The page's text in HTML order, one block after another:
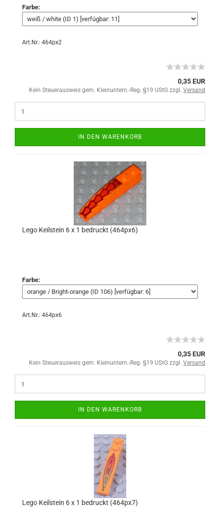
Farbe:
Art.Nr.: 464px2
0,35 EUR
Kein Steuerausweis gem. Kleinuntern.-Reg. §19 UStG zzgl. Versand
IN DEN WARENKORB
Lego Keilstein 6 x 1 bedruckt (464px6)
Farbe:
Art.Nr.: 464px6
0,35 EUR
Kein Steuerausweis gem. Kleinuntern.-Reg. §19 UStG zzgl. Versand
IN DEN WARENKORB
Lego Keilstein 6 x 1 bedruckt (464px7)